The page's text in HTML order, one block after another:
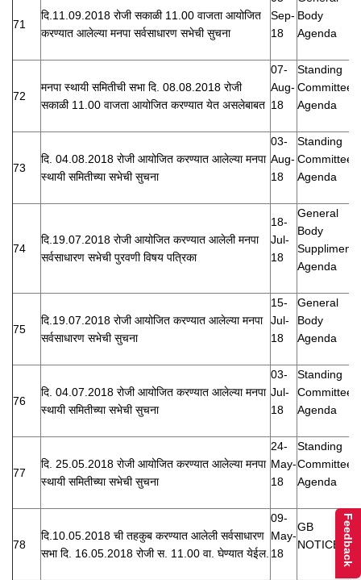
71
दि.11.09.2018 रोजी सकाळी 11.00 वाजता आयोजित
करण्यात आलेल्या मनपा सर्वसाधारण सभेची सुचना
Sep-
18
Body
Agenda
72
मनपा स्थायी समितीची सभा दि. 08.08.2018 रोजी
सकाळी 11.00 वाजता आयोजित करण्यात येत असलेबाबत
07-
Aug-
18
Standing
Committee
Agenda
73
दि. 04.08.2018 रोजी आयोजित करण्यात आलेल्या मनपा
स्थायी समितीच्या सभेची सुचना
03-
Aug-
18
Standing
Committee
Agenda
74
दि.19.07.2018 रोजी आयोजित करण्यात आलेली मनपा
सर्वसाधारण सभेची पुरवणी विषय पत्रिका
18-
Jul-
18
General
Body
Suppliment
Agenda
75
दि.19.07.2018 रोजी आयोजित करण्यात आलेल्या मनपा
सर्वसाधारण सभेची सुचना
15-
Jul-
18
General
Body
Agenda
76
दि. 04.07.2018 रोजी आयोजित करण्यात आलेल्या मनपा
स्थायी समितीच्या सभेची सुचना
03-
Jul-
18
Standing
Committee
Agenda
77
दि. 25.05.2018 रोजी आयोजित करण्यात आलेल्या मनपा
स्थायी समितीच्या सभेची सुचना
24-
May-
18
Standing
Committee
Agenda
78
दि.10.05.2018 ची तहकुब करण्यात आलेली सर्वसाधारण
सभा दि. 16.05.2018 रोजी स. 11.00 वा. घेण्यात येईल.
09-
May-
18
GB
NOTICE
Feedback